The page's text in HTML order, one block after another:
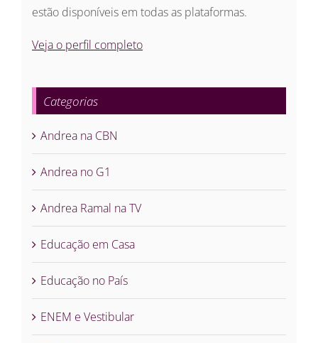
estão disponíveis em todas as plataformas.
Veja o perfil completo
Categorias
Andrea na CBN
Andrea no G1
Andrea Ramal na TV
Educação em Casa
Educação no País
ENEM e Vestibular